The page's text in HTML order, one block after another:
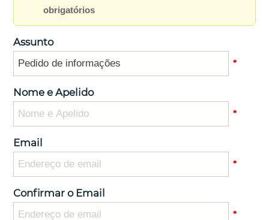
obrigatórios
Assunto
*
Nome e Apelido
*
Email
*
Confirmar o Email
*